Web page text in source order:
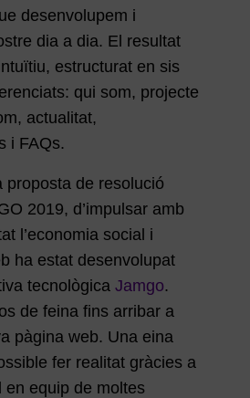
desenvolupem i
dia a dia. El resultat
estructurat en sis
qui som, projecte
actualitat,
i FAQs.
proposta de resolució
2019, d’impulsar amb
l’economia social i
ha estat desenvolupat
tecnològica Jamgo.
de feina fins arribar a
pàgina web. Una eina
fer realitat gràcies a
en equip de moltes